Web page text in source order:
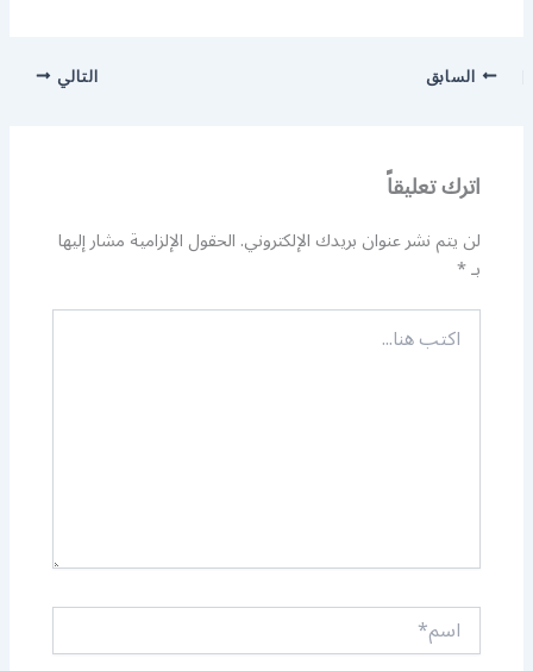
السابق التالي
اترك تعليقاً
لن يتم نشر عنوان بريدك الإلكتروني.الحقول الإلزامية مشار إليها
بـ*
اكتب
هنا...
اسم*